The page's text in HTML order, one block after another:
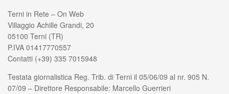
Terni in Rete – On Web
Villaggio Achille Grandi, 20
05100 Terni (TR)
P.IVA 01417770557
Contatti (+39) 335 7015948
Testata giornalistica Reg. Trib. di Terni il 05/06/09 al nr. 905 N.
07/09 – Direttore Responsabile: Marcello Guerrieri